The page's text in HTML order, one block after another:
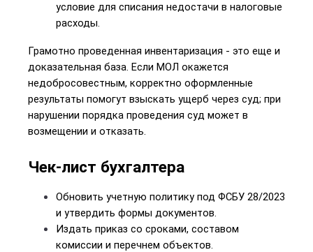
условие для списания недостачи в налоговые
расходы.
Грамотно проведенная инвентаризация - это еще и
доказательная база. Если МОЛ окажется
недобросовестным, корректно оформленные
результаты помогут взыскать ущерб через суд; при
нарушении порядка проведения суд может в
возмещении и отказать.
Чек-лист бухгалтера
Обновить учетную политику под ФСБУ 28/2023
и утвердить формы документов.
Издать приказ со сроками, составом
комиссии и перечнем объектов.